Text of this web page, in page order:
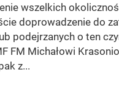
wszelkich
doprowadzenie do
podejrzanych o ten
FM Michałowi
z...